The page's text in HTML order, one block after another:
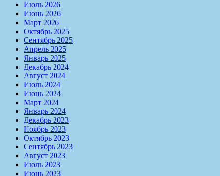
Июль 2026
Июнь 2026
Март 2026
Октябрь 2025
Сентябрь 2025
Апрель 2025
Январь 2025
Декабрь 2024
Август 2024
Июль 2024
Июнь 2024
Март 2024
Январь 2024
Декабрь 2023
Ноябрь 2023
Октябрь 2023
Сентябрь 2023
Август 2023
Июль 2023
Июнь 2023